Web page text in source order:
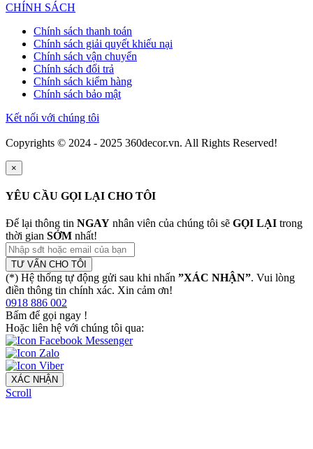
CHÍNH SÁCH
Chính sách thanh toán
Chính sách giải quyết khiếu nại
Chính sách vận chuyển
Chính sách đổi trả
Chính sách kiểm hàng
Chính sách bảo mật
Kết nối với chúng tôi
Copyrights © 2024 - 2025 360decor.vn. All Rights Reserved!
×
YÊU CẦU GỌI LẠI CHO TÔI
Để lại thông tin NGAY nhân viên của chúng tôi sẽ GỌI LẠI trong
thời gian SỚM nhất!
TƯ VẤN CHO TÔI
(*) Hệ thống tự động gửi sau khi nhấn ”XÁC NHẬN”. Vui lòng
điền thông tin chính xác. Xin cảm ơn!
0918 886 002
Bấm để gọi ngay !
Hoặc liên hệ với chúng tôi qua:
XÁC NHẬN
Scroll